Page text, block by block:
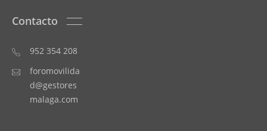
Contacto
952 354 208
foromovilida
d@gestores
malaga.com